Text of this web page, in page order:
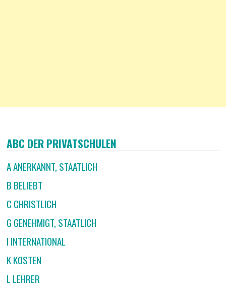
ABC DER PRIVATSCHULEN
A ANERKANNT, STAATLICH
B BELIEBT
C CHRISTLICH
G GENEHMIGT, STAATLICH
I INTERNATIONAL
K KOSTEN
L LEHRER